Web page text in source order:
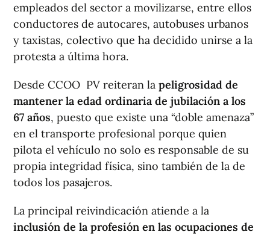
empleados del sector a movilizarse, entre ellos
conductores de autocares, autobuses urbanos
y taxistas, colectivo que ha decidido unirse a la
protesta a última hora.
Desde CCOO PV reiteran la peligrosidad de
mantener la edad ordinaria de jubilación a los
67 años, puesto que existe una “doble amenaza”
en el transporte profesional porque quien
pilota el vehículo no solo es responsable de su
propia integridad física, sino también de la de
todos los pasajeros.
La principal reivindicación atiende a la
inclusión de la profesión en las ocupaciones de